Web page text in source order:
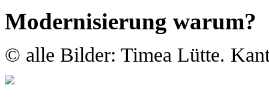
Modernisierung warum?
© alle Bilder: Timea Lütte.